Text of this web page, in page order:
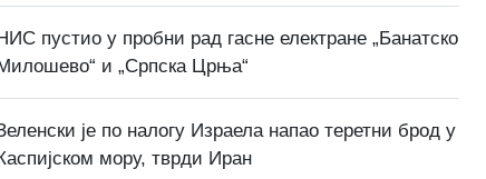
пустио у пробни рад гасне електране „Банатско
и „Српска Црња“
је по налогу Израела напао теретни брод у
мору, тврди Иран